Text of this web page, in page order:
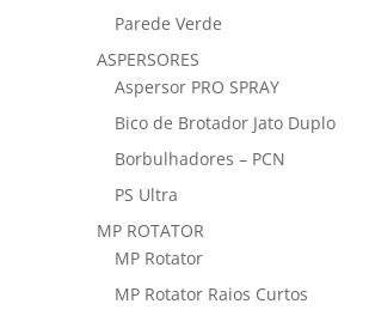
Parede Verde
ASPERSORES
Aspersor PRO SPRAY
Bico de Brotador Jato Duplo
Borbulhadores – PCN
PS Ultra
MP ROTATOR
MP Rotator
MP Rotator Raios Curtos